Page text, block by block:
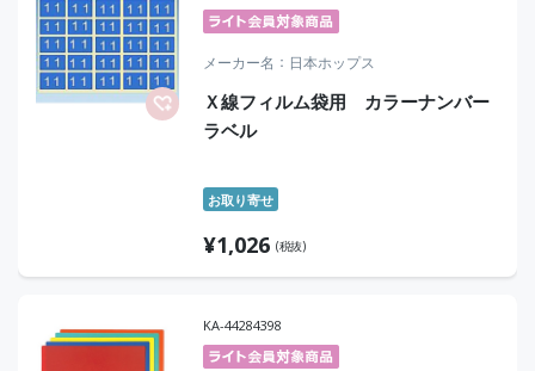
メーカー名 日本ホップス
Ｘ線フィルム袋用 カラーナンバー
ラベル
お取り寄せ
¥1,026 (税抜)
KA-44284398